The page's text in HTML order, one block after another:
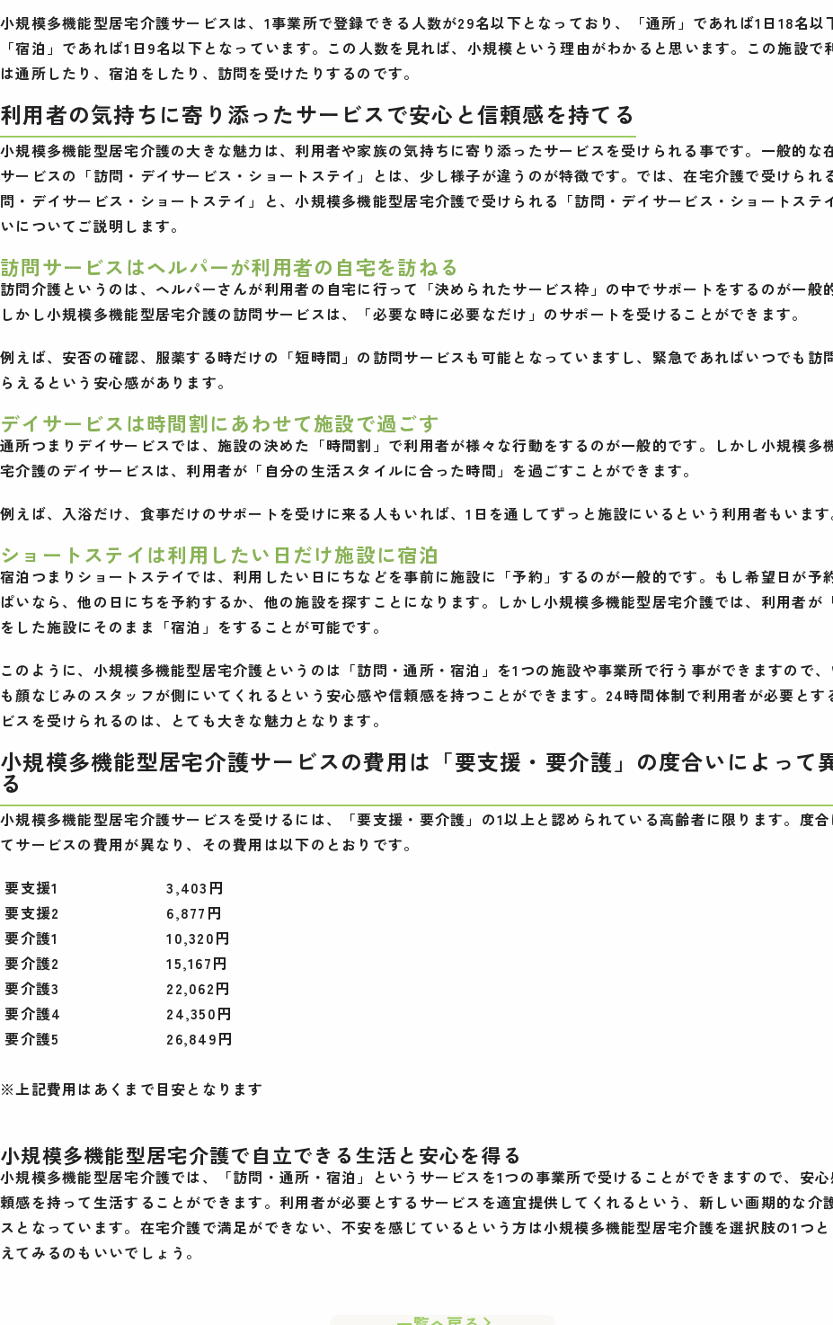
小規模多機能型居宅介護サービスは、1事業所で登録できる人数が29名以下となっており、「通所」であれば1日18名以
「宿泊」であれば1日9名以下となっています。この人数を見れば、小規模という理由がわかると思います。この施設で
は通所したり、宿泊をしたり、訪問を受けたりするのです。
利用者の気持ちに寄り添ったサービスで安心と信頼感を持てる
小規模多機能型居宅介護の大きな魅力は、利用者や家族の気持ちに寄り添ったサービスを受けられる事です。一般的な
サービスの「訪問・デイサービス・ショートステイ」とは、少し様子が違うのが特徴です。では、在宅介護で受けられ
問・デイサービス・ショートステイ」と、小規模多機能型居宅介護で受けられる「訪問・デイサービス・ショートステ
いについてご説明します。
訪問サービスはヘルパーが利用者の自宅を訪ねる
訪問介護というのは、ヘルパーさんが利用者の自宅に行って「決められたサービス枠」の中でサポートをするのが一般
しかし小規模多機能型居宅介護の訪問サービスは、「必要な時に必要なだけ」のサポートを受けることができます。
例えば、安否の確認、服薬する時だけの「短時間」の訪問サービスも可能となっていますし、緊急であればいつでも訪
らえるという安心感があります。
デイサービスは時間割にあわせて施設で過ごす
通所つまりデイサービスでは、施設の決めた「時間割」で利用者が様々な行動をするのが一般的です。しかし小規模多
宅介護のデイサービスは、利用者が「自分の生活スタイルに合った時間」を過ごすことができます。
例えば、入浴だけ、食事だけのサポートを受けに来る人もいれば、1日を通してずっと施設にいるという利用者もいます
ショートステイは利用したい日だけ施設に宿泊
宿泊つまりショートステイでは、利用したい日にちなどを事前に施設に「予約」するのが一般的です。もし希望日が予
ぱいなら、他の日にちを予約するか、他の施設を探すことになります。しかし小規模多機能型居宅介護では、利用者が
をした施設にそのまま「宿泊」をすることが可能です。
このように、小規模多機能型居宅介護というのは「訪問・通所・宿泊」を1つの施設や事業所で行う事ができますので
も顔なじみのスタッフが側にいてくれるという安心感や信頼感を持つことができます。24時間体制で利用者が必要とす
ビスを受けられるのは、とても大きな魅力となります。
小規模多機能型居宅介護サービスの費用は「要支援・要介護」の度合いによって
る
小規模多機能型居宅介護サービスを受けるには、「要支援・要介護」の1以上と認められている高齢者に限ります。度合
てサービスの費用が異なり、その費用は以下のとおりです。
要支援1
3,403円
要支援2
6,877円
要介護1
10,320円
要介護2
15,167円
要介護3
22,062円
要介護4
24,350円
要介護5
26,849円
※上記費用はあくまで目安となります
小規模多機能型居宅介護で自立できる生活と安心を得る
小規模多機能型居宅介護では、「訪問・通所・宿泊」というサービスを1つの事業所で受けることができますので、安
頼感を持って生活することができます。利用者が必要とするサービスを適宜提供してくれるという、新しい画期的な介
スとなっています。在宅介護で満足ができない、不安を感じているという方は小規模多機能型居宅介護を選択肢の1つ
えてみるのもいいでしょう。